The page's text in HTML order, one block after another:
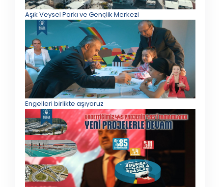
Aşık Veysel Parkı ve Gençlik Merkezi
Engelleri birlikte aşıyoruz